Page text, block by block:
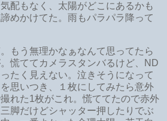
配もなく、太陽がどこにあるかも
めかけてた。雨もパラパラ降って
もう無理かなぁなんて思ってたら
慌ててカメラスタンバるけど、ND
たく見えない。泣きそうになって
思いつき、１枚にしてみたら意外
れた1枚がこれ。慌ててたので赤外
脚だけどシャッター押したりでぶ